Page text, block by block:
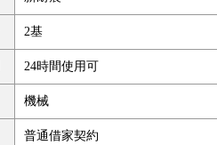
2基
24時間使用可
機械
普通借家契約